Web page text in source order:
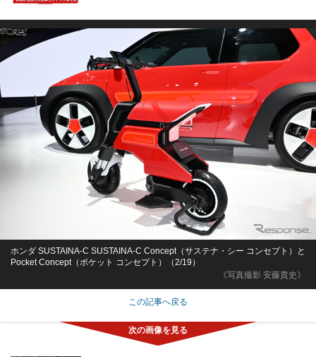
《写真撮影 安藤貴史》
ホンダ SUSTAINA-C SUSTAINA-C Concept（サステナ・シー コンセプト）と
Pocket Concept（ポケット コンセプト）（2/19）
この記事へ戻る